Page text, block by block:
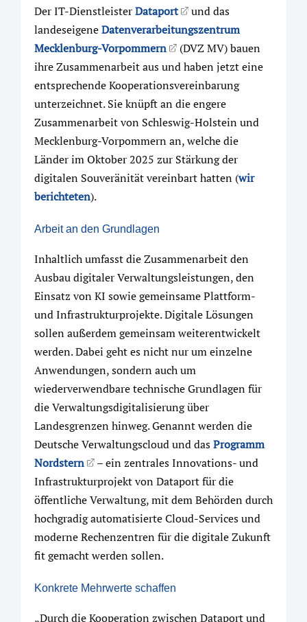
Der IT-DienstleisterDataport
und das
landeseigeneDatenverarbeitungszentrum
Mecklenburg-Vorpommern
(DVZ MV) bauen
ihre Zusammenarbeit aus und haben jetzt eine
entsprechende Kooperationsvereinbarung
unterzeichnet. Sie knüpft an die engere
Zusammenarbeit von Schleswig-Holstein und
Mecklenburg-Vorpommern an, welche die
Länder im Oktober 2025 zur Stärkung der
digitalen Souveränität vereinbart hatten (wir
berichteten).
Arbeit an den Grundlagen
Inhaltlich umfasst die Zusammenarbeit den
Ausbau digitaler Verwaltungsleistungen, den
Einsatz von KI sowie gemeinsame Plattform-
und Infrastrukturprojekte. Digitale Lösungen
sollen außerdem gemeinsam weiterentwickelt
werden. Dabei geht es nicht nur um einzelne
Anwendungen, sondern auch um
wiederverwendbare technische Grundlagen für
die Verwaltungsdigitalisierung über
Landesgrenzen hinweg. Genannt werden die
Deutsche Verwaltungscloud und dasProgramm
Nordstern
– ein zentrales Innovations- und
Infrastrukturprojekt von Dataport für die
öffentliche Verwaltung, mit dem Behörden durch
hochgradig automatisierte Cloud-Services und
moderne Rechenzentren für die digitale Zukunft
fit gemacht werden sollen.
Konkrete Mehrwerte schaffen
„Durch die Kooperation zwischen Dataport und